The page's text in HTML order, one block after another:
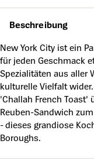
Beschreibung
New York City ist ein
für jeden Geschmack
Spezialitäten aus aller
kulturelle Vielfalt
'Challah French Toast'
Reuben-Sandwich
- dieses grandiose
Boroughs.